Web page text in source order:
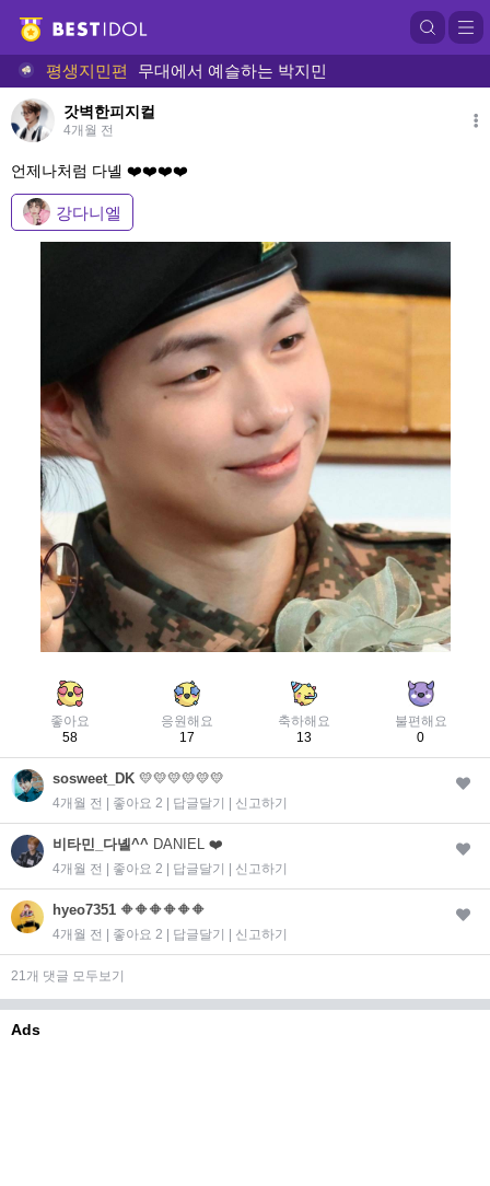
평생지민편 무대에서 예슬하는 박지민
갓벽한피지컬
4개월 전
언제나처럼 다녤 ❤️❤️❤️❤️
강다니엘
좋아요
58
응원해요
17
축하해요
13
불편해요
0
sosweet_DK 💛💛💛💛💛💛
4개월 전 | 좋아요 2 | 답글달기 신고하기
비타민_다녤^^ DANIEL ❤️
4개월 전 | 좋아요 2 | 답글달기 신고하기
hyeo7351 🔶️🔶️🔶️🔶️🔶️🔶️
4개월 전 | 좋아요 2 | 답글달기 신고하기
21개 댓글 모두보기
Ads